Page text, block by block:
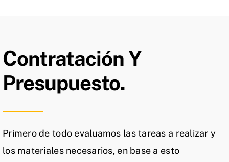
Contratación Y
Presupuesto.
Primero de todo evaluamos las tareas a realizar y
los materiales necesarios, en base a esto